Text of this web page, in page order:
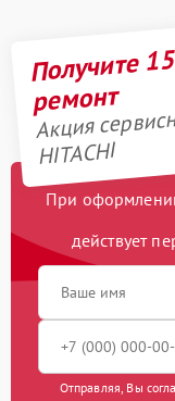
Получите
ремонт
Акция
HITACHI
При
действует
Отправляя, Вы